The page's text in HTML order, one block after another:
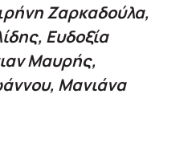
Ζαρκαδούλα,
Ευδοξία
Μαυρής,
Μανιάνα